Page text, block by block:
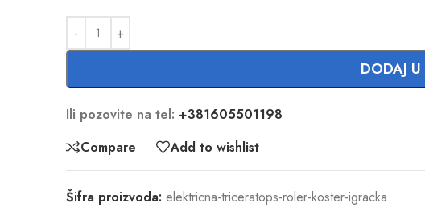
DODAJ U
Ili pozovite na tel: +381605501198
Compare
Add to wishlist
Šifra proizvoda: elektricna-triceratops-roler-koster-igracka